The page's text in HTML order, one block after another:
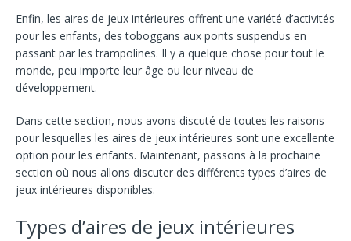
Enfin, les aires de jeux intérieures offrent une variété d’activités
pour les enfants, des toboggans aux ponts suspendus en
passant par les trampolines. Il y a quelque chose pour tout le
monde, peu importe leur âge ou leur niveau de
développement.
Dans cette section, nous avons discuté de toutes les raisons
pour lesquelles les aires de jeux intérieures sont une excellente
option pour les enfants. Maintenant, passons à la prochaine
section où nous allons discuter des différents types d’aires de
jeux intérieures disponibles.
Types d’aires de jeux intérieures